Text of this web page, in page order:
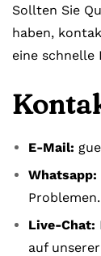
Sollten Sie
haben,
eine schnelle
E-Mail:
Whatsapp:
Problemen.
Live-Chat:
auf